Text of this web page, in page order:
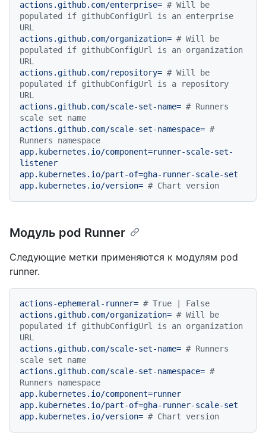
actions.github.com/enterprise= # Will be
populated if githubConfigUrl is an enterprise
URL
actions.github.com/organization= # Will be
populated if githubConfigUrl is an organization
URL
actions.github.com/repository= # Will be
populated if githubConfigUrl is a repository
URL
actions.github.com/scale-set-name= # Runners
scale set name
actions.github.com/scale-set-namespace= #
Runners namespace
app.kubernetes.io/component=runner-scale-set-
listener
app.kubernetes.io/part-of=gha-runner-scale-set
app.kubernetes.io/version= # Chart version
Модуль pod Runner
Следующие метки применяются к модулям pod
runner.
actions-ephemeral-runner= # True | False
actions.github.com/organization= # Will be
populated if githubConfigUrl is an organization
URL
actions.github.com/scale-set-name= # Runners
scale set name
actions.github.com/scale-set-namespace= #
Runners namespace
app.kubernetes.io/component=runner
app.kubernetes.io/part-of=gha-runner-scale-set
app.kubernetes.io/version= # Chart version